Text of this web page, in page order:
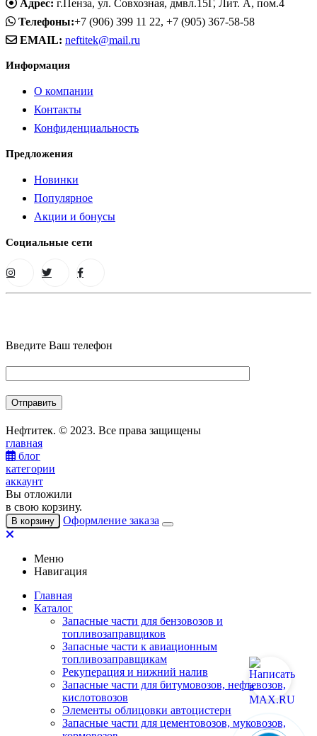
Адрес: г.Пенза, ул. Совхозная, дмвл.15Г, Лит. А, пом.4
Телефоны:+7 (906) 399 11 22, +7 (905) 367-58-58
EMAIL: neftitek@mail.ru
Информация
О компании
Контакты
Конфиденциальность
Предложения
Новинки
Популярное
Акции и бонусы
Социальные сети
Введите Ваш телефон
Нефтитек. © 2023. Все права защищены
главная
блог
категории
аккаунт
Вы отложили
в свою корзину.
В корзину Оформление заказа
Меню
Навигация
Главная
Каталог
Запасные части для бензовозов и
топливозаправщиков
Запасные части к авиационным
топливозаправщикам
Рекуперация и нижний налив
Запасные части для битумовозов, нефтевозов,
кислотовозов
Элементы облицовки автоцистерн
Запасные части для цементовозов, муковозов,